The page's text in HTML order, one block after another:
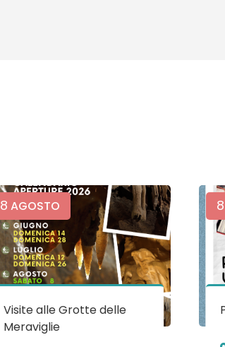
8 AGOSTO
Visite alle Grotte delle
Meraviglie
8